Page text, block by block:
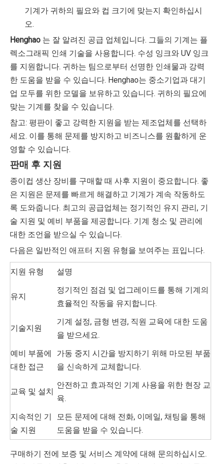
기계가 귀하의 필요와 컵 크기에 맞는지 확인하십시
오.
Henghao 는 잘 알려진 공급 업체입니다. 그들의 기계는 플
렉소그래픽 인쇄 기술을 사용합니다. 수성 잉크와 UV 잉크
를 지원합니다. 귀하는 팀으로부터 선명한 인쇄물과 강력
한 도움을 받을 수 있습니다. Henghao는 중소기업과 대기
업 모두를 위한 모델을 보유하고 있습니다. 귀하의 필요에
맞는 기계를 찾을 수 있습니다.
참고: 평판이 좋고 강력한 지원을 받는 제조업체를 선택하
세요. 이를 통해 문제를 방지하고 비즈니스를 원활하게 운
영할 수 있습니다.
판매 후 지원
종이컵 생산 장비를 구매할 때 사후 지원이 중요합니다. 좋
은 지원은 문제를 빠르게 해결하고 기계가 계속 작동하도
록 도와줍니다. 최고의 공급업체는 정기적인 유지 관리, 기
술 지원 및 예비 부품을 제공합니다. 기계 청소 및 관리에
대한 조언을 받으실 수 있습니다.
다음은 일반적인 애프터 지원 유형을 보여주는 표입니다.
지원 유형 설명
유지
정기적인 점검 및 업그레이드를 통해 기계의
효율적인 작동을 유지합니다.
기술지원
기계 설정, 금형 변경, 직원 교육에 대한 도움
을 받으세요.
예비 부품에
대한 접근
가동 중지 시간을 방지하기 위해 마모된 부품
을 신속하게 교체합니다.
교육 및 설치
안전하고 효과적인 기계 사용을 위한 현장 교
육.
지속적인 기
술 지원
모든 문제에 대해 전화, 이메일, 채팅을 통해
도움을 받을 수 있습니다.
구매하기 전에 보증 및 서비스 계약에 대해 문의하십시오.